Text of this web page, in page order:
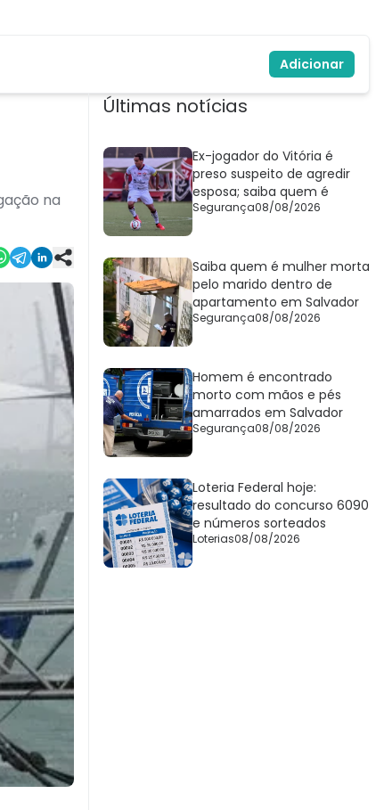
Adicionar
na
Últimas notícias
Ex-jogador do Vitória é
preso suspeito de agredir
esposa; saiba quem é
Segurança08/08/2026
Saiba quem é mulher morta
pelo marido dentro de
apartamento em Salvador
Segurança08/08/2026
Homem é encontrado
morto com mãos e pés
amarrados em Salvador
Segurança08/08/2026
Loteria Federal hoje:
resultado do concurso 6090
e números sorteados
Loterias08/08/2026